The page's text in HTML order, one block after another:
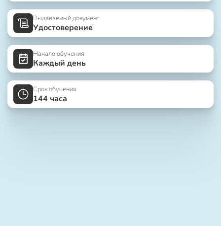
Выдаваемый документ
Удостоверение
Начало обучения
Каждый день
Срок обучения
144 часа